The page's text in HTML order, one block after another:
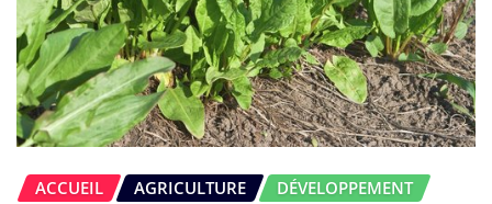
ACCUEIL AGRICULTURE
DÉVELOPPEMENT